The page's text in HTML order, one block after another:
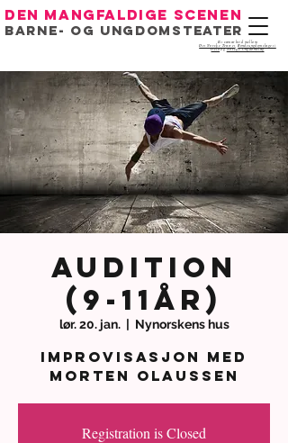
Eit samarbeid mellom
Det Norske Teatret ,Bondeungdomslaget i
OsloogNoregs Ungdomslag
Den mangfaldige scenen
Barne- og ungdomsteater
Audition
(9-11år)
lør. 20. jan.
  |
Nynorskens hus
Improvisasjon med
Morten Olaussen
Registration is Closed